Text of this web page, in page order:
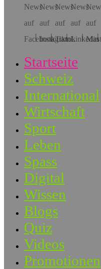
Startseite
Schweiz
International
Wirtschaft
Sport
Leben
Spass
Digital
Wissen
Blogs
Quiz
Videos
Promotionen